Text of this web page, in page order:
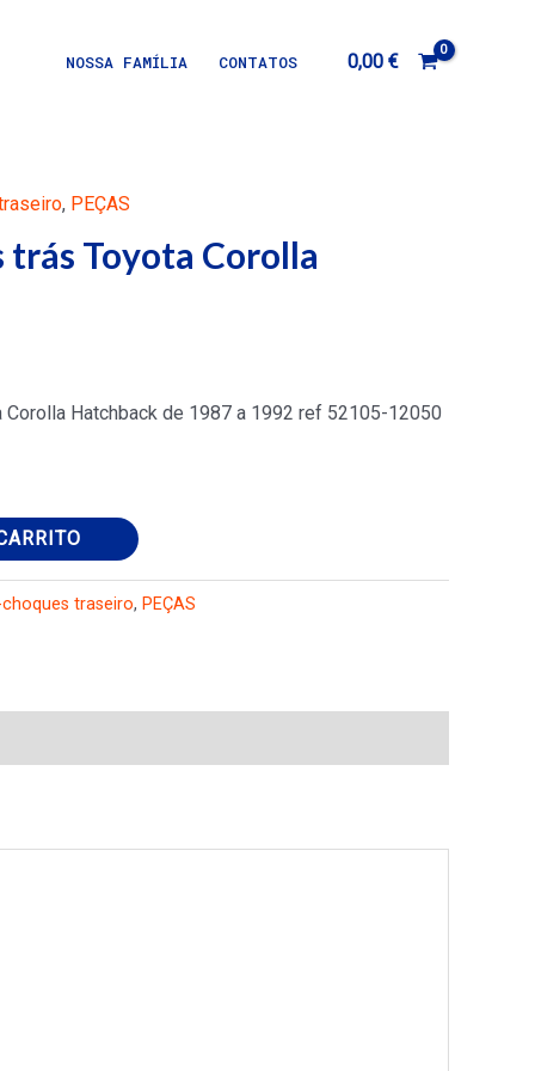
NOSSA FAMÍLIA CONTATOS 0,00 €
, PEÇAS
trás Toyota Corolla
Corolla Hatchback de 1987 a 1992 ref 52105-12050
traseiro, PEÇAS